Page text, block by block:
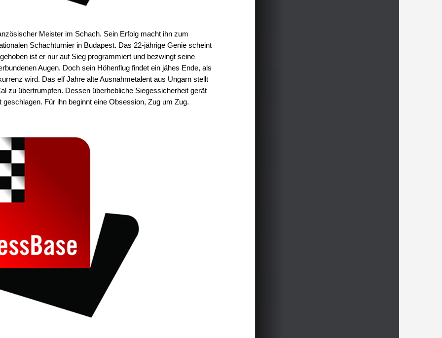
Meister im Schach. Sein Erfolg macht ihn zum
Schachturnier in Budapest. Das 22-jährige Genie scheint
ist er nur auf Sieg programmiert und bezwingt seine
Augen. Doch sein Höhenflug findet ein jähes Ende, als
wird. Das elf Jahre alte Ausnahmetalent aus Ungarn stellt
zu übertrumpfen. Dessen überhebliche Siegessicherheit gerät
Für ihn beginnt eine Obsession, Zug um Zug.